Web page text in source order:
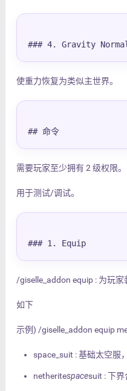
### 4. Gravity
使重力恢复为类似主世界。
## 命令
需要玩家至少拥有 2 级权限。
用于测试/调试。
### 1. Equip
/giselle_addon equip : 为玩家
如下
示例) /giselle_addon equip
space_suit : 基础太空服
netheritespacesuit : 下